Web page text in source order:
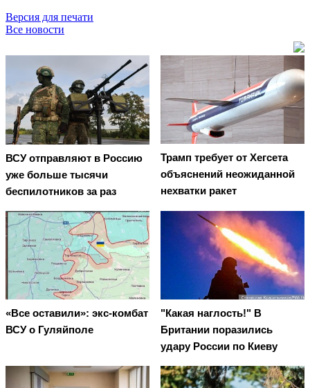
Версия для печати
Все новости
ВСУ отправляют в Россию
уже больше тысячи
беспилотников за раз
Трамп требует от Хегсета
объяснений неожиданной
нехватки ракет
«Все оставили»: экс-комбат
ВСУ о Гуляйполе
"Какая наглость!" В
Британии поразились
удару России по Киеву